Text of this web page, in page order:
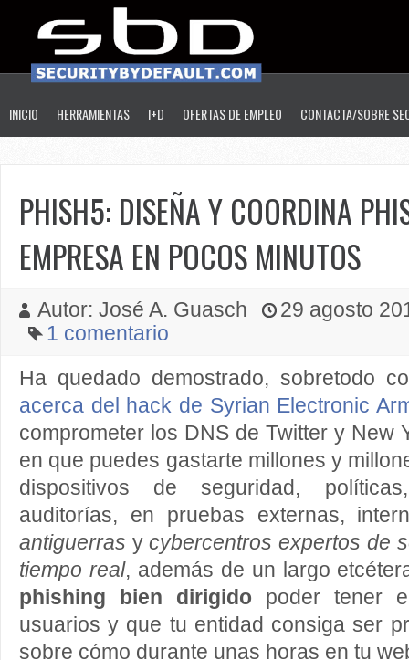
INICIO HERRAMIENTAS I+D OFERTAS DE EMPLEO CONTACTA/SOBRE
PHISH5: DISEÑA Y COORDINA
EMPRESA EN POCOS MINUTOS
Autor: José A. Guasch
29 agosto
1 comentario
Ha quedado demostrado, sobretodo
acerca del hack de Syrian Electronic
comprometer los DNS de Twitter y New
en que puedes gastarte millones y
dispositivos de seguridad,
auditorías, en pruebas externas,
antiguerras ycybercentros expertos de
tiempo real, además de un largo
phishing bien dirigido poder tener
usuarios y que tu entidad consiga ser
sobre cómo durante unas horas en tu